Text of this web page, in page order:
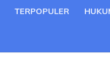
TERPOPULER